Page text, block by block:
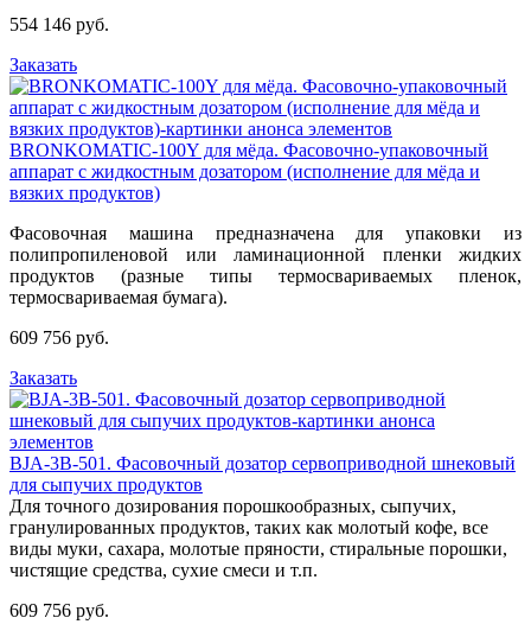
554 146 руб.
Заказать
BRONKOMATIC-100Y для мёда. Фасовочно-упаковочный
аппарат с жидкостным дозатором (исполнение для мёда и
вязких продуктов)
Фасовочная машина предназначена для упаковки из
полипропиленовой или ламинационной пленки жидких
продуктов (разные типы термосвариваемых пленок,
термосвариваемая бумага).
609 756 руб.
Заказать
BJA-3B-501. Фасовочный дозатор сервоприводной шнековый
для сыпучих продуктов
Для точного дозирования порошкообразных, сыпучих,
гранулированных продуктов, таких как молотый кофе, все
виды муки, сахара, молотые пряности, стиральные порошки,
чистящие средства, сухие смеси и т.п.
609 756 руб.